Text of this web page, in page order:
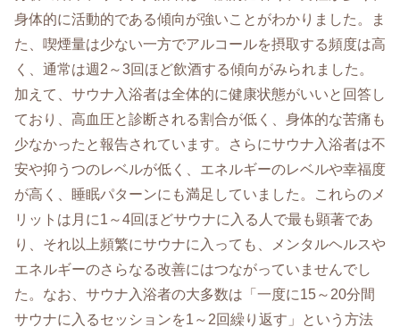
身体的に活動的である傾向が強いことがわかりました。ま
た、喫煙量は少ない一方でアルコールを摂取する頻度は高
く、通常は週2～3回ほど飲酒する傾向がみられました。
加えて、サウナ入浴者は全体的に健康状態がいいと回答し
ており、高血圧と診断される割合が低く、身体的な苦痛も
少なかったと報告されています。さらにサウナ入浴者は不
安や抑うつのレベルが低く、エネルギーのレベルや幸福度
が高く、睡眠パターンにも満足していました。これらのメ
リットは月に1～4回ほどサウナに入る人で最も顕著であ
り、それ以上頻繁にサウナに入っても、メンタルヘルスや
エネルギーのさらなる改善にはつながっていませんでし
た。なお、サウナ入浴者の大多数は「一度に15～20分間
サウナに入るセッションを1～2回繰り返す」という方法